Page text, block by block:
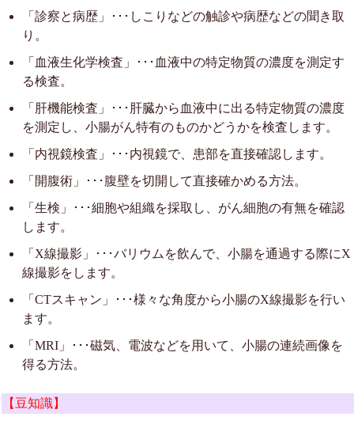
「診察と病歴」･･･しこりなどの触診や病歴などの聞き取
り。
「血液生化学検査」･･･血液中の特定物質の濃度を測定す
る検査。
「肝機能検査」･･･肝臓から血液中に出る特定物質の濃度
を測定し、小腸がん特有のものかどうかを検査します。
「内視鏡検査」･･･内視鏡で、患部を直接確認します。
「開腹術」･･･腹壁を切開して直接確かめる方法。
「生検」･･･細胞や組織を採取し、がん細胞の有無を確認
します。
「X線撮影」･･･バリウムを飲んで、小腸を通過する際にX
線撮影をします。
「CTスキャン」･･･様々な角度から小腸のX線撮影を行い
ます。
「MRI」･･･磁気、電波などを用いて、小腸の連続画像を
得る方法。
【豆知識】